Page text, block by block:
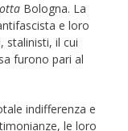
Bologna. La
e loro
stalinisti, il cui
furono pari al
indifferenza e
le loro